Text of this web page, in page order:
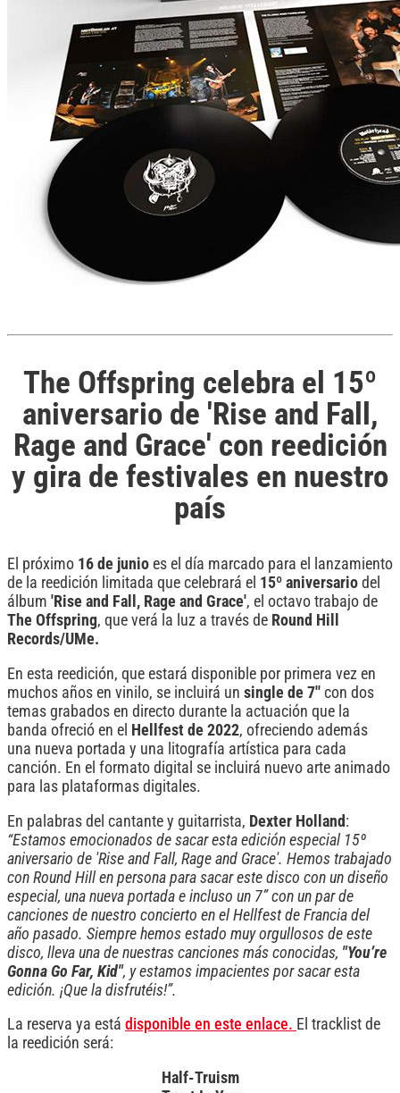
The Offspring celebra el 15º
aniversario de 'Rise and Fall,
Rage and Grace' con reedición
y gira de festivales en nuestro
país
El próximo 16 de junio es el día marcado para el lanzamiento
de la reedición limitada que celebrará el 15º aniversario del
álbum 'Rise and Fall, Rage and Grace', el octavo trabajo de
The Offspring, que verá la luz a través de Round Hill
Records/UMe.
En esta reedición, que estará disponible por primera vez en
muchos años en vinilo, se incluirá un single de 7'' con dos
temas grabados en directo durante la actuación que la
banda ofreció en el Hellfest de 2022, ofreciendo además
una nueva portada y una litografía artística para cada
canción. En el formato digital se incluirá nuevo arte animado
para las plataformas digitales.
En palabras del cantante y guitarrista, Dexter Holland :
“Estamos emocionados de sacar esta edición especial 15º
aniversario de 'Rise and Fall, Rage and Grace'. Hemos trabajado
con Round Hill en persona para sacar este disco con un diseño
especial, una nueva portada e incluso un 7” con un par de
canciones de nuestro concierto en el Hellfest de Francia del
año pasado. Siempre hemos estado muy orgullosos de este
disco, lleva una de nuestras canciones más conocidas, "You’re
Gonna Go Far, Kid", y estamos impacientes por sacar esta
edición. ¡Que la disfrutéis!”.
La reserva ya está disponible en este enlace. El tracklist de
la reedición será:
Half-Truism